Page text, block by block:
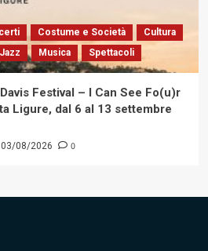
Costume e Società
Cultura
Jazz Musica Spettacoli
Festival – I Can See Fo(u)r
Ligure, dal 6 al 13 settembre
03/08/2026 0